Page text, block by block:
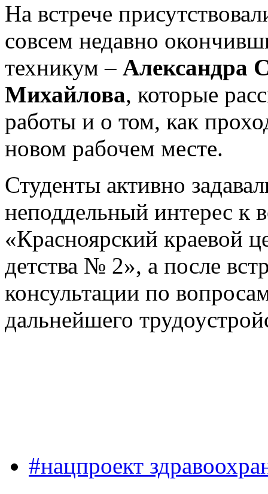
На встрече
совсем недавно
техникум – Александра
Михайлова, которые
работы и о том, как
новом рабочем месте.
Студенты активно
неподдельный интерес
«Красноярский краевой
детства № 2», а после
консультации по
дальнейшего
#нацпроект